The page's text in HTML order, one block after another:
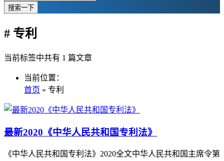
搜索一下
# 专利
当前标签中共有 1 篇文章
当前位置：
首页 » 专利
最新2020《中华人民共和国专利法》
《中华人民共和国专利法》2020全文中华人民共和国主席令第